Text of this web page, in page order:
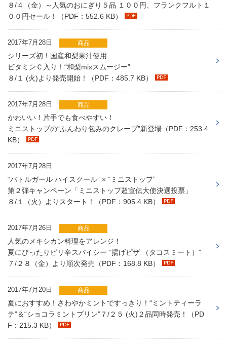
８/４（金）～人気のおにぎり５品 １００円、フランクフルト１
００円セール！（PDF：552.6 KB）
2017年7月28日 商品
シリーズ初！国産和梨果汁使用
ビタミンＣ入り！“和梨mixスムージー”
８/１ (火)より発売開始！（PDF：485.7 KB）
2017年7月28日 商品
かわいい！片手でも食べやすい！
ミニストップの“ふんわり包みのクレープ”新登場（PDF：253.4
KB）
2017年7月28日
“バトルガール ハイスクール” × “ミニストップ”
第２弾キャンペーン「ミニストップ超宣伝大使決選投票」
８/１（火）よりスタート！（PDF：905.4 KB）
2017年7月26日 商品
人気のメキシカン料理をアレンジ！
夏にぴったりピリ辛スパイシー “揚げピザ （タコスミート）”
７/２８（金）より順次発売（PDF：168.8 KB）
2017年7月20日 商品
夏におすすめ！さわやかミントですっきり！“ミントティーラ
テ”＆“ショコラミントプリン”７/２５ (火)２品同時発売！（PD
F：215.3 KB）